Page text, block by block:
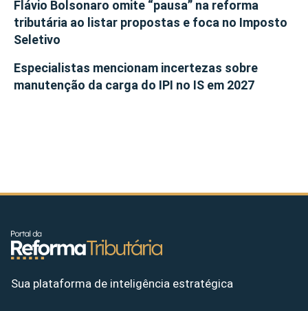
Flávio Bolsonaro omite “pausa” na reforma
tributária ao listar propostas e foca no Imposto
Seletivo
Especialistas mencionam incertezas sobre
manutenção da carga do IPI no IS em 2027
Sua plataforma de inteligência estratégica